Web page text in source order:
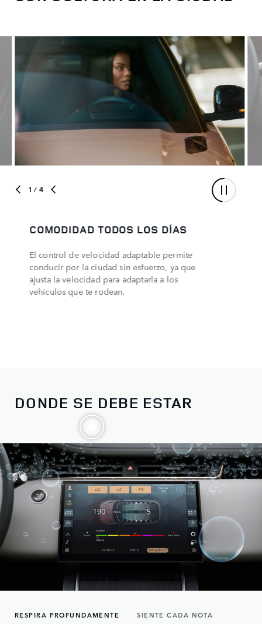
1 / 4
COMODIDAD TODOS LOS DÍAS
El control de velocidad adaptable permite
conducir por la ciudad sin esfuerzo, ya que
ajusta la velocidad para adaptarla a los
vehículos que te rodean.
DONDE SE DEBE ESTAR
RESPIRA PROFUNDAMENTE SIENTE CADA NOTA